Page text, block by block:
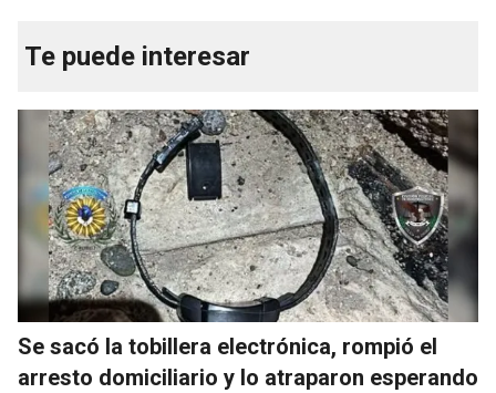
Te puede interesar
Se sacó la tobillera electrónica, rompió el
arresto domiciliario y lo atraparon esperando